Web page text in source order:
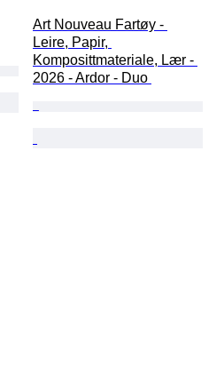
Art Nouveau Fartøy -
Leire, Papir,
Komposittmateriale, Lær -
2026 - Ardor - Duo